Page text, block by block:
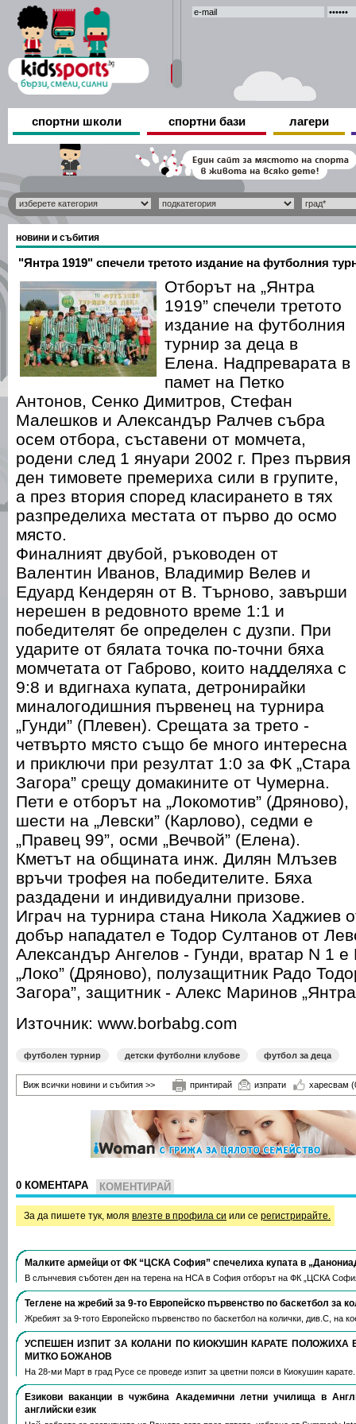
спортни школи спортни бази лагери
новини и събития
"Янтра 1919" спечели третото издание на футболния
Отборът на „Янтра
1919” спечели третото
издание на футболния
турнир за деца в
Елена. Надпреварата в
памет на Петко
Антонов, Сенко Димитров, Стефан
Малешков и Александър Ралчев събра
осем отбора, съставени от момчета,
родени след 1 януари 2002 г. През първия
ден тимовете премериха сили в групите,
а през втория според класирането в тях
разпределиха местата от първо до осмо
място.
Финалният двубой, ръководен от
Валентин Иванов, Владимир Велев и
Едуард Кендерян от В. Търново, завърши
нерешен в редовното време 1:1 и
победителят бе определен с дузпи. При
ударите от бялата точка по-точни бяха
момчетата от Габрово, които надделяха с
9:8 и вдигнаха купата, детронирайки
миналогодишния първенец на турнира
„Гунди” (Плевен). Срещата за трето -
четвърто място също бе много интересна
и приключи при резултат 1:0 за ФК „Стара
Загора” срещу домакините от Чумерна.
Пети е отборът на „Локомотив” (Дряново),
шести на „Левски” (Карлово), седми е
„Правец 99”, осми „Вечвой” (Елена).
Кметът на общината инж. Дилян Млъзев
връчи трофея на победителите. Бяха
раздадени и индивидуални призове.
Играч на турнира стана Никола Хаджиев
добър нападател е Тодор Султанов от
Александър Ангелов - Гунди, вратар N 1
„Локо” (Дряново), полузащитник Радо
Загора”, защитник - Алекс Маринов
Източник: www.borbabg.com
футболен турнир детски футболни клубове футбол за деца
Виж всички новини и събития >> принтирай изпрати харесвам
0 КОМЕНТАРА КОМЕНТИРАЙ
За да пишете тук, моля влезте в профила си или се регистрирайте.
Малките армейци от ФК “ЦСКА София” спечелиха купата в
В слънчевия съботен ден на терена на НСА в София отборът на ФК „ЦСКА
Теглене на жребий за 9-то Европейско първенство по баскетбол за
Жребият за 9-тото Европейско първенство по баскетбол на колички, див.С, на
УСПЕШЕН ИЗПИТ ЗА КОЛАНИ ПО КИОКУШИН КАРАТЕ ПОЛОЖИХА
МИТКО БОЖАНОВ
На 28-ми Март в град Русе се проведе изпит за цветни пояси в Киокушин
Езикови ваканции​ в чужбина Академични летни училища в
английски език